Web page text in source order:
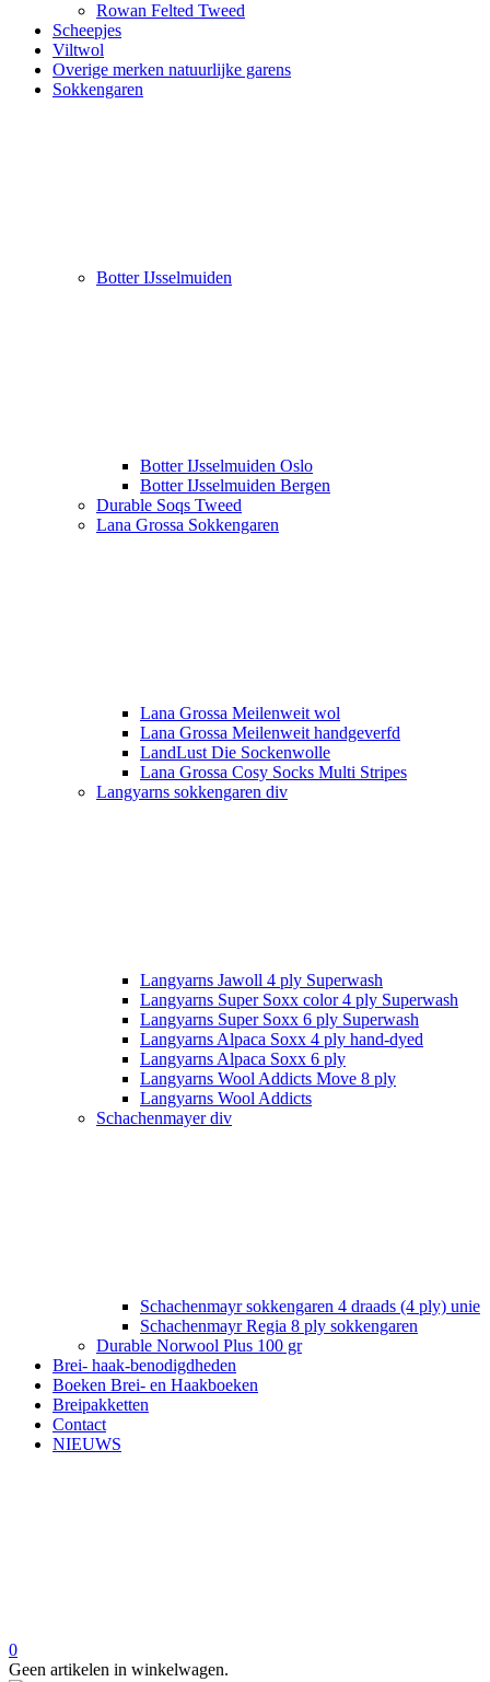
Rowan Felted Tweed
Scheepjes
Viltwol
Overige merken natuurlijke garens
Sokkengaren
Botter IJsselmuiden
Botter IJsselmuiden Oslo
Botter IJsselmuiden Bergen
Durable Soqs Tweed
Lana Grossa Sokkengaren
Lana Grossa Meilenweit wol
Lana Grossa Meilenweit handgeverfd
LandLust Die Sockenwolle
Lana Grossa Cosy Socks Multi Stripes
Langyarns sokkengaren div
Langyarns Jawoll 4 ply Superwash
Langyarns Super Soxx color 4 ply Superwash
Langyarns Super Soxx 6 ply Superwash
Langyarns Alpaca Soxx 4 ply hand-dyed
Langyarns Alpaca Soxx 6 ply
Langyarns Wool Addicts Move 8 ply
Langyarns Wool Addicts
Schachenmayer div
Schachenmayr sokkengaren 4 draads (4 ply) unie
Schachenmayr Regia 8 ply sokkengaren
Durable Norwool Plus 100 gr
Brei- haak-benodigdheden
Boeken Brei- en Haakboeken
Breipakketten
Contact
NIEUWS
0
Geen artikelen in winkelwagen.